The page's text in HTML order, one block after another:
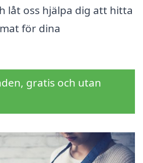
låt oss hjälpa dig att hitta
för dina
gratis och utan